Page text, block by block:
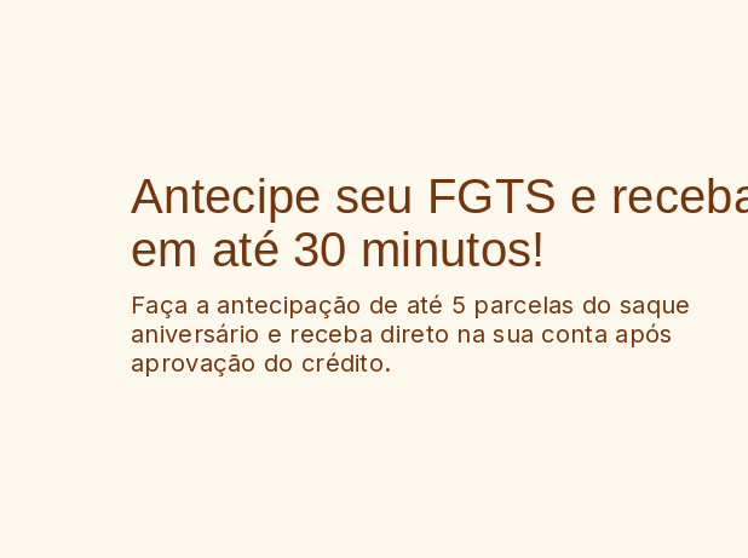
Antecipe seu FGTS e
em até 30 minutos!
Faça a antecipação de até 5 parcelas do saque
aniversário e receba direto na sua conta após
aprovação do crédito.